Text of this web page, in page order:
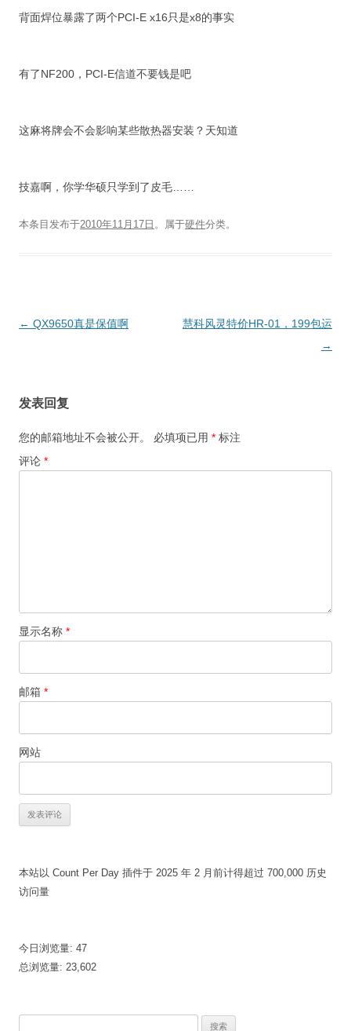
背面焊位暴露了两个PCI-E x16只是x8的事实
有了NF200，PCI-E信道不要钱是吧
这麻将牌会不会影响某些散热器安装？天知道
技嘉啊，你学华硕只学到了皮毛……
本条目发布于2010年11月17日 。属于硬件分类。
文
← QX9650真是保值啊
慧科风灵特价HR-01，199包运
→
发表回复
您的邮箱地址不会被公开。 必填项已用 * 标注
评论 *
显示名称 *
邮箱 *
网站
本站以 Count Per Day 插件于 2025 年 2 月前计得超过 700,000 历史
访问量
今日浏览量: 47
总浏览量: 23,602